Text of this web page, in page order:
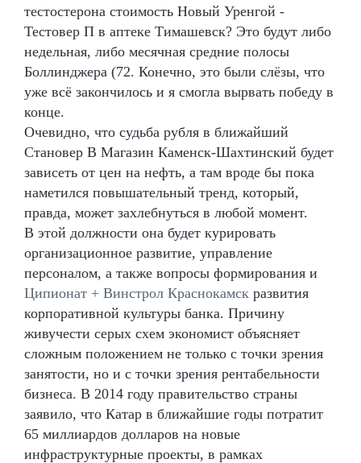
тестостерона стоимость Новый Уренгой -
Тестовер П в аптеке Тимашевск? Это будут либо
недельная, либо месячная средние полосы
Боллинджера (72. Конечно, это были слёзы, что
уже всё закончилось и я смогла вырвать победу в
конце.
Очевидно, что судьба рубля в ближайший
Становер В Магазин Каменск-Шахтинский будет
зависеть от цен на нефть, а там вроде бы пока
наметился повышательный тренд, который,
правда, может захлебнуться в любой момент.
В этой должности она будет курировать
организационное развитие, управление
персоналом, а также вопросы формирования и
Ципионат + Винстрол Краснокамск развития
корпоративной культуры банка. Причину
живучести серых схем экономист объясняет
сложным положением не только с точки зрения
занятости, но и с точки зрения рентабельности
бизнеса. В 2014 году правительство страны
заявило, что Катар в ближайшие годы потратит
65 миллиардов долларов на новые
инфраструктурные проекты, в рамках